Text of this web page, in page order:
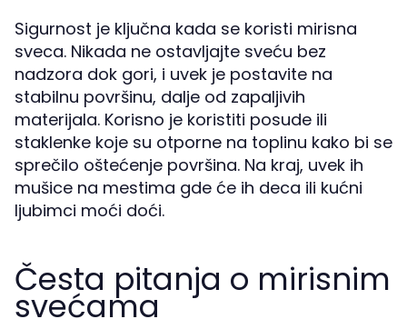
Sigurnost je ključna kada se koristi mirisna
sveca. Nikada ne ostavljajte sveću bez
nadzora dok gori, i uvek je postavite na
stabilnu površinu, dalje od zapaljivih
materijala. Korisno je koristiti posude ili
staklenke koje su otporne na toplinu kako bi se
sprečilo oštećenje površina. Na kraj, uvek ih
mušice na mestima gde će ih deca ili kućni
ljubimci moći doći.
Česta pitanja o mirisnim
svećama